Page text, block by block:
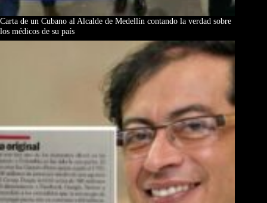
Carta de un Cubano al Alcalde de Medellín contando la verdad sobre
los médicos de su país